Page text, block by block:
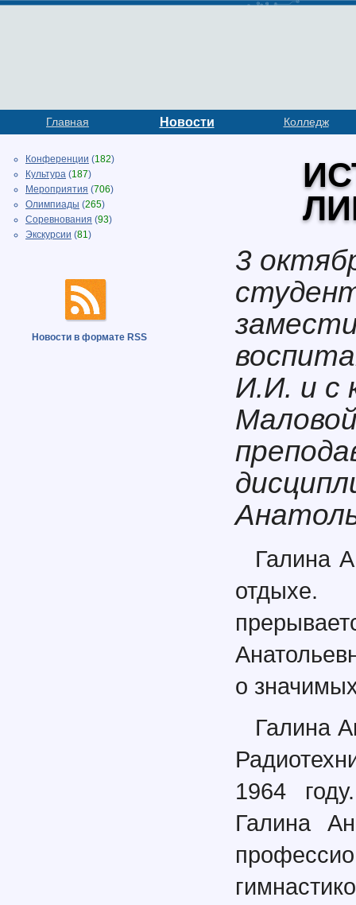
Главная Новости Колледж
Конференции (182)
Культура (187)
Мероприятия (706)
Олимпиады (265)
Соревнования (93)
Экскурсии (81)
Новости в формате RSS
3
И.И. и с
Галина
о
Галина
1964
Галина